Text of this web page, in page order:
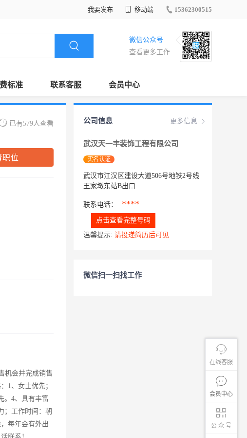
我要发布 移动端 15362300515
微信公众号
查看更多工作
标准 联系客服 会员中心
在线客服
会员中心
公 众 号
已有579人查看
职位
机会并完成销售
1、女士优先；
。4、具有丰富
；工作时间：朝
每年会有外出
更多信息
公司信息
武汉天一丰装饰工程有限公司
实名认证
武汉市江汉区建设大道506号地铁2号线
王家墩东站B出口
联系电话： ****
点击查看完整号码
温馨提示: 请投递简历后可见
微信扫一扫找工作